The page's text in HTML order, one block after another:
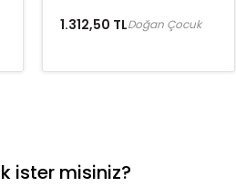
1.312,50 TLDoğan Çocuk
ister misiniz?